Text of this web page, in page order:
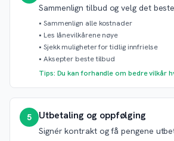
Sammenlign tilbud og velg det beste
• Sammenlign alle kostnader
• Les lånevilkårene nøye
• Sjekk muligheter for tidlig innfrielse
• Aksepter beste tilbud
Tips: Du kan forhandle om bedre vilkår
5 Utbetaling og oppfølging
Signér kontrakt og få pengene